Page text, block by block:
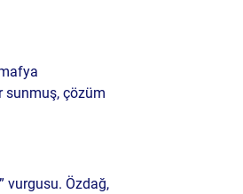
sunmuş, çözüm
vurgusu. Özdağ,